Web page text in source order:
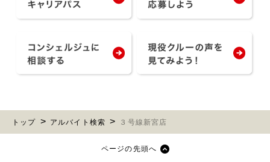
トップ アルバイト検索 ３号線新宮店
ページの先頭へ